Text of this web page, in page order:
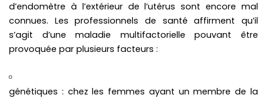
d’endomètre à l’extérieur de l’utérus sont encore mal
connues. Les professionnels de santé affirment qu’il
s’agit d’une maladie multifactorielle pouvant être
provoquée par plusieurs facteurs :
génétiques : chez les femmes ayant un membre de la